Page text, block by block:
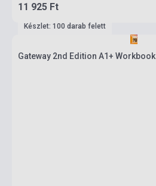
11 925 Ft
Készlet: 100 darab felett
Gateway 2nd Edition A1+ Workbook